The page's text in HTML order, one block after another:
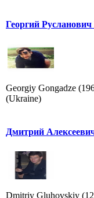
Георгий Русланович
Georgiy Gongadze
(Ukraine)
Дмитрий
Dmitriy Gluhovskiy